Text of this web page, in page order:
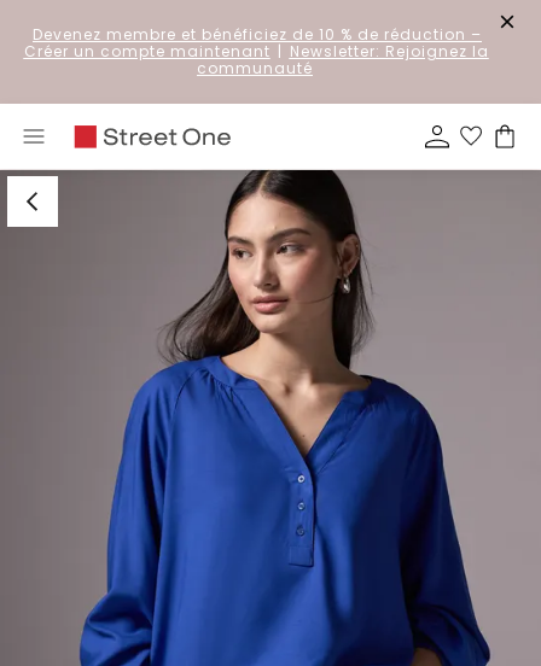
Devenez membre et bénéficiez de 10 % de réduction –
Créer un compte maintenant | Newsletter: Rejoignez la
communauté